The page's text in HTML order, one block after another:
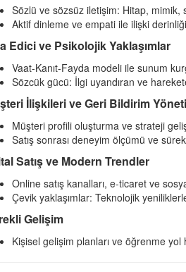
Sözlü ve sözsüz iletişim: Hitap, mimik,
Aktif dinleme ve empati ile ilişki derinliği
Edici ve Psikolojik Yaklaşımlar
Vaat-Kanıt-Fayda modeli ile sunum
Sözcük gücü: İlgi uyandıran ve
İlişkileri ve Geri Bildirim
Müşteri profili oluşturma ve strateji
Satış sonrası deneyim ölçümü ve
Satış ve Modern Trendler
Online satış kanalları, e-ticaret ve
Çevik yaklaşımlar: Teknolojik
Gelişim
Kişisel gelişim planları ve öğrenme yol